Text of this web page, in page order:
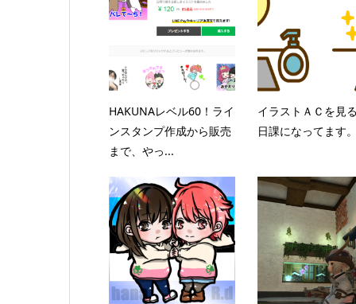
HAKUNAレベル60！ライ
ンスタンプ作成から販売
まで、やっ...
イラストＡＣを見
日課になってます